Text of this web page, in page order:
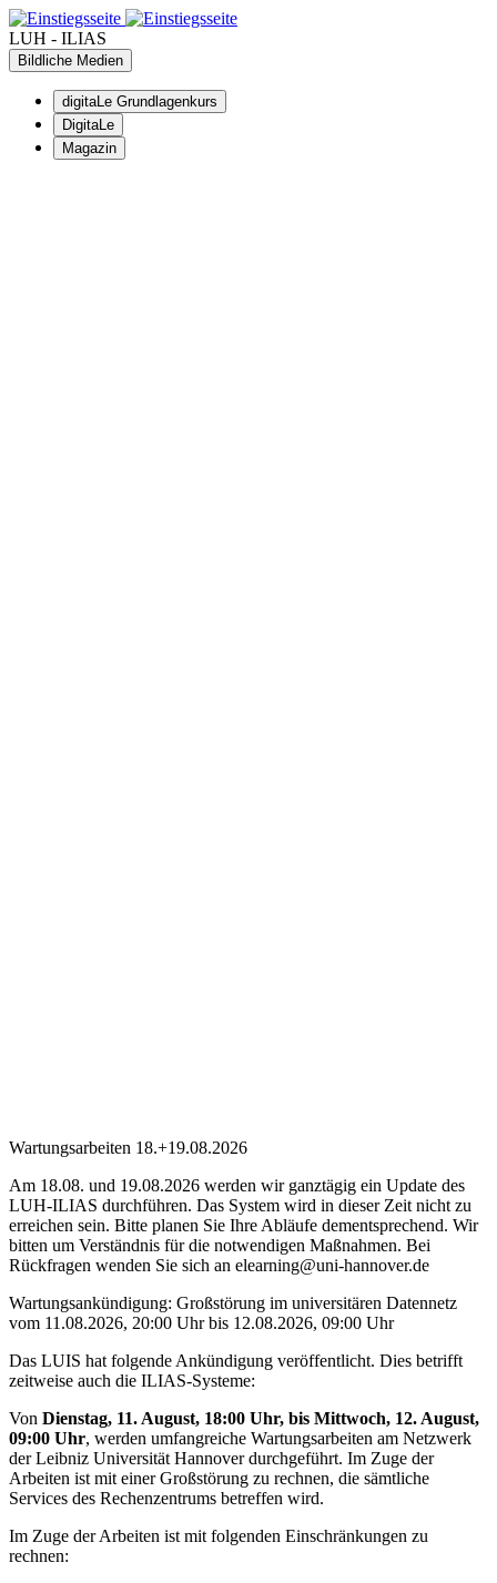
LUH - ILIAS
Bildliche Medien
digitaLe Grundlagenkurs
DigitaLe
Magazin
Wartungsarbeiten 18.+19.08.2026
Am 18.08. und 19.08.2026 werden wir ganztägig ein Update des
LUH-ILIAS durchführen. Das System wird in dieser Zeit nicht zu
erreichen sein. Bitte planen Sie Ihre Abläufe dementsprechend. Wir
bitten um Verständnis für die notwendigen Maßnahmen. Bei
Rückfragen wenden Sie sich an elearning@uni-hannover.de
Wartungsankündigung: Großstörung im universitären Datennetz
vom 11.08.2026, 20:00 Uhr bis 12.08.2026, 09:00 Uhr
Das LUIS hat folgende Ankündigung veröffentlicht. Dies betrifft
zeitweise auch die ILIAS-Systeme:
Von Dienstag, 11. August, 18:00 Uhr, bis Mittwoch, 12. August,
09:00 Uhr, werden umfangreiche Wartungsarbeiten am Netzwerk
der Leibniz Universität Hannover durchgeführt. Im Zuge der
Arbeiten ist mit einer Großstörung zu rechnen, die sämtliche
Services des Rechenzentrums betreffen wird.
Im Zuge der Arbeiten ist mit folgenden Einschränkungen zu
rechnen: